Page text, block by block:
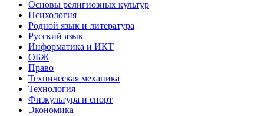
Основы религиозных культур
Психология
Родной язык и литература
Русский язык
Информатика и ИКТ
ОБЖ
Право
Техническая механика
Технология
Физкультура и спорт
Экономика